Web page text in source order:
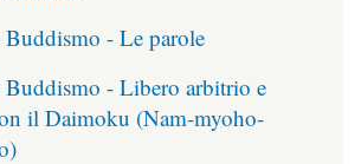
- Le parole
- Libero arbitrio e
il Daimoku (Nam-myoho-